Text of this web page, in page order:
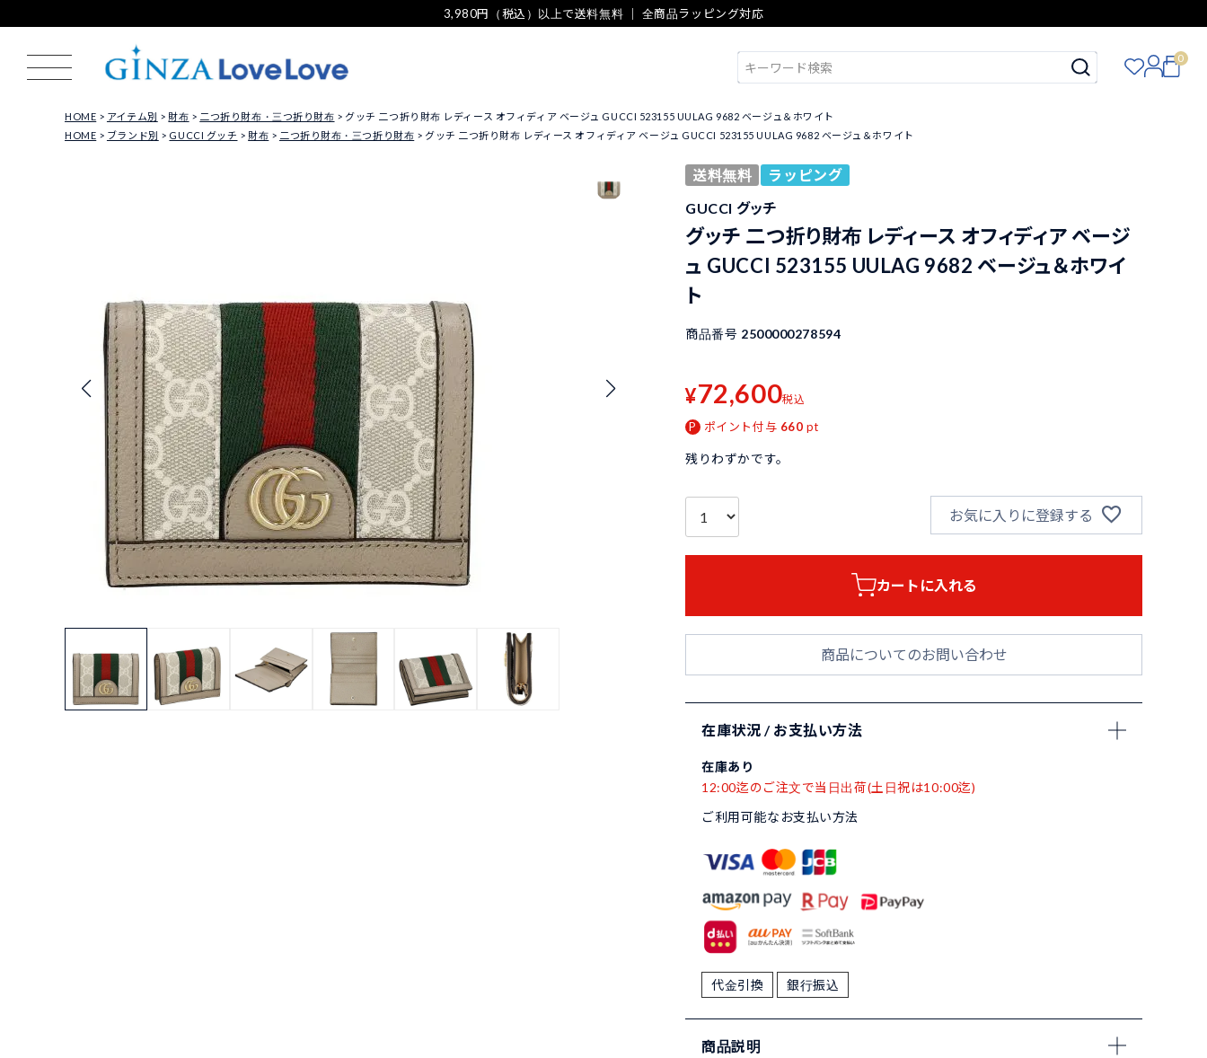
3,980円（税込）以上で送料無料 ｜ 全商品ラッピング対応
0
HOME アイテム別 財布 二つ折り財布・三つ折り財布
グッチ 二つ折り財布 レディース オフィディア ベージュ GUCCI 523155 UULAG 9682 ベージュ＆ホワイト
HOME
ブランド別 GUCCI グッチ 財布 二つ折り財布・三つ折り財布 グッチ 二つ折り財布 レディース オフィディア ベージュ GUCCI 523155 UULAG 9682 ベージュ＆ホワイト
送料無料
ラッピング
GUCCI グッチ
グッチ 二つ折り財布 レディース オフィディア ベージ
ュ GUCCI 523155 UULAG 9682 ベージュ＆ホワイ
ト
商品番号 2500000278594
¥72,600税込
ポイント付与 660 pt
残りわずかです。
お気に入りに登録する
カートに入れる
商品についてのお問い合わせ
在庫状況 / お支払い方法
在庫あり
12:00迄のご注文で当日出荷(土日祝は10:00迄)
ご利用可能なお支払い方法
代金引換 銀行振込
商品説明